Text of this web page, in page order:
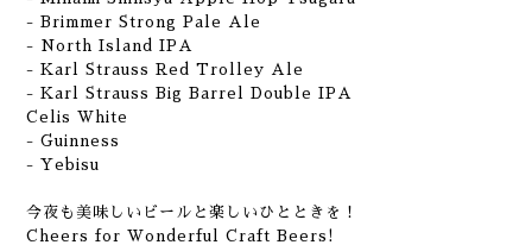
- Brimmer Strong Pale Ale
- North Island IPA
- Karl Strauss Red Trolley Ale
- Karl Strauss Big Barrel Double IPA
Celis White
- Guinness
- Yebisu
今夜も美味しいビールと楽しいひとときを！
Cheers for Wonderful Craft Beers!